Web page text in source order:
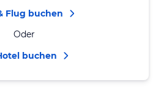
Flug buchen
Oder
buchen